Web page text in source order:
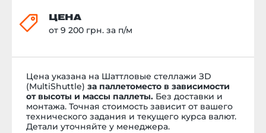
ЦЕНА
от 9 200 грн. за п/м
Цена указана на Шаттловые стеллажи ЗD
(MultiShuttle) за паллетоместо в зависимости
от высоты и массы паллеты. Без доставки и
монтажа. Точная стоимость зависит от вашего
технического задания и текущего курса валют.
Детали уточняйте у менеджера.